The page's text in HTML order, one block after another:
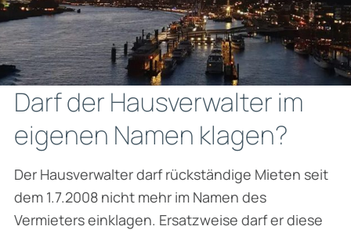
Darf der Hausverwalter im
eigenen Namen klagen?
Der Hausverwalter darf rückständige Mieten seit
dem 1.7.2008 nicht mehr im Namen des
Vermieters einklagen. Ersatzweise darf er diese